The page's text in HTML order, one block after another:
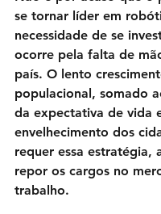
se tornar líder em
necessidade de se
ocorre pela falta de
país. O lento
populacional, somado
da expectativa de vida
envelhecimento dos
requer essa estratégia,
repor os cargos no
trabalho.